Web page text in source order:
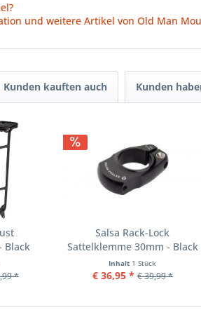
und weitere Artikel von Old Man
Kunden kauften auch Kunden
Black
*
Salsa Rack-Lock
Sattelklemme 30mm - Black
Inhalt 1 Stück
€ 36,95 * € 39,99 *